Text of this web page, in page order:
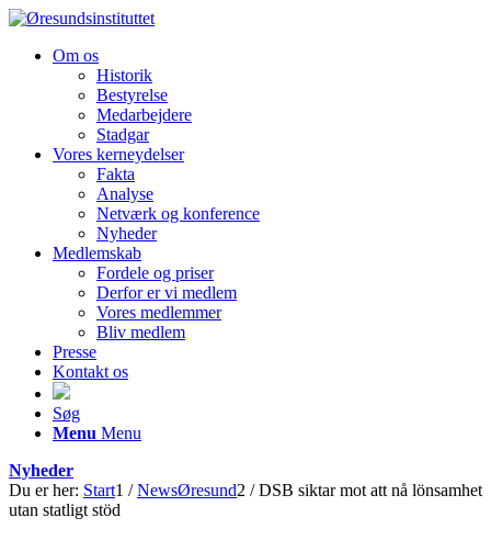
Om os
Historik
Bestyrelse
Medarbejdere
Stadgar
Vores kerneydelser
Fakta
Analyse
Netværk og konference
Nyheder
Medlemskab
Fordele og priser
Derfor er vi medlem
Vores medlemmer
Bliv medlem
Presse
Kontakt os
Søg
Menu Menu
Nyheder
Du er her: Start1 / NewsØresund2 / DSB siktar mot att nå lönsamhet
utan statligt stöd